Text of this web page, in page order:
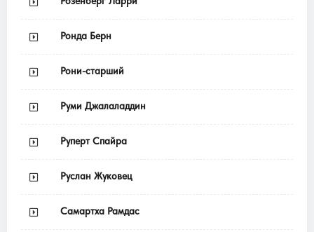
Ронда Берн
Рони-старший
Руми Джалаладдин
Руперт Спайра
Руслан Жуковец
Самартха Рамдас